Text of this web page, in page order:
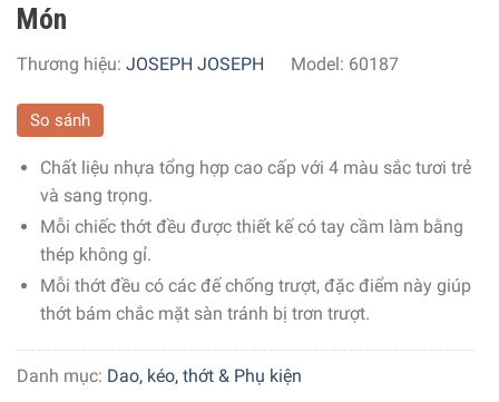
Món
Thương hiệu: JOSEPH JOSEPH Model: 60187
So sánh
Chất liệu nhựa tổng hợp cao cấp với 4 màu sắc tươi trẻ
và sang trọng.
Mỗi chiếc thớt đều được thiết kế có tay cầm làm bằng
thép không gỉ.
Mỗi thớt đều có các đế chống trượt, đặc điểm này giúp
thớt bám chắc mặt sàn tránh bị trơn trượt.
Danh mục: Dao, kéo, thớt & Phụ kiện